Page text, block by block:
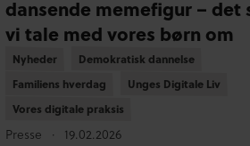
dansende memefigur – det
vi tale med vores børn om
Nyheder
Nyheder Demokratisk dannelse
Demokratisk dannelse
Familiens hverdag
Familiens hverdag Unges Digitale Liv
Unges Digitale Liv
Vores digitale praksis
Vores digitale praksis
Presse 19.02.2026